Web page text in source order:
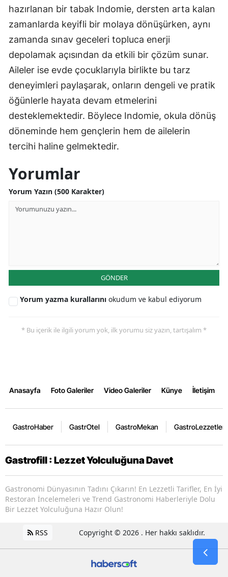
hazırlanan bir tabak Indomie, dersten arta kalan
zamanlarda keyifli bir molaya dönüşürken, aynı
zamanda sınav geceleri topluca enerji
depolamak açısından da etkili bir çözüm sunar.
Aileler ise evde çocuklarıyla birlikte bu tarz
deneyimleri paylaşarak, onların dengeli ve pratik
öğünlerle hayata devam etmelerini
desteklemektedir. Böylece Indomie, okula dönüş
döneminde hem gençlerin hem de ailelerin
tercihi haline gelmektedir.
Yorumlar
Yorum Yazın (500 Karakter)
GÖNDER
Yorum yazma kurallarını okudum ve kabul ediyorum
* Bu içerik ile ilgili yorum yok, ilk yorumu siz yazın, tartışalım *
Anasayfa Foto Galeriler Video Galeriler Künye İletişim
GastroHaber GastrOtel GastroMekan GastroLezzetler
Gastrofill : Lezzet Yolculuğuna Davet
Gastronomi Dünyasının Tadını Çıkarın! En Lezzetli Tarifler, En İyi
Restoran İncelemeleri ve Trend Gastronomi Haberleriyle Dolu
Bir Lezzet Yolculuğuna Hazır Olun!
RSS Copyright © 2026 . Her hakkı saklıdır.